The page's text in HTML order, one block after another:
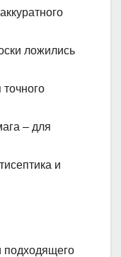
ложились
– для
и
подходящего